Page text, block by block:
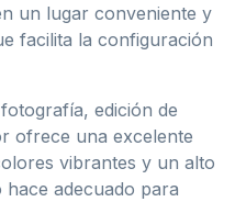
un lugar conveniente y
facilita la configuración
edición de
ofrece una excelente
vibrantes y un alto
hace adecuado para